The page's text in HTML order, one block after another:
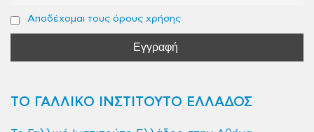
Αποδέχομαι τους όρους χρήσης
ΤΟ ΓΑΛΛΙΚΟ ΙΝΣΤΙΤΟΥΤΟ ΕΛΛΑΔΟΣ